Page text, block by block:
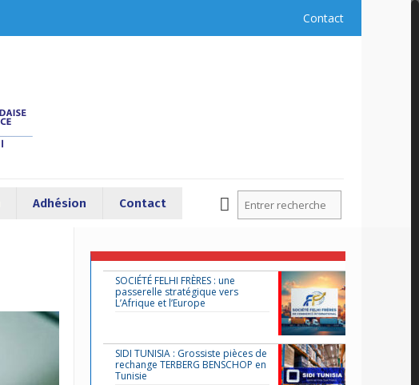
Contact
Adhésion Contact
SOCIÉTÉ FELHI FRÈRES : une
passerelle stratégique vers
L’Afrique et l’Europe
SIDI TUNISIA : Grossiste pièces de
rechange TERBERG BENSCHOP en
Tunisie